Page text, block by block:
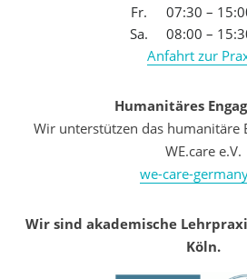
Fr.
07:30 –
Sa.
08:00 –
Anfahrt zur
Humanitäres
Wir unterstützen das humanitäre
WE.care e.V.
we-care-
Wir sind akademische
Köln.